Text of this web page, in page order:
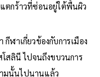
ตกร้าวที่ซ่อนอยู่ใต้พื้นผิว
ฬาเกี่ยวข้องกับการเมือง
สลินี ไปจนถึงขบวนการ
มนั้นไปนานแล้ว